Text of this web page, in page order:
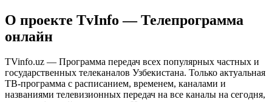
О проекте TvInfo — Телепрограмма
онлайн
TVinfo.uz — Программа передач всех популярных частных и
государственных телеканалов Узбекистана. Только актуальная
ТВ-программа с расписанием, временем, каналами и
названиями телевизионных передач на все каналы на сегодня,